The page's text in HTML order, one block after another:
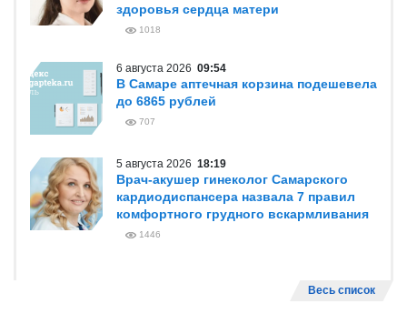
здоровья сердца матери
1018
6 августа 2026 09:54
В Самаре аптечная корзина подешевела
до 6865 рублей
707
5 августа 2026 18:19
Врач-акушер гинеколог Самарского
кардиодиспансера назвала 7 правил
комфортного грудного вскармливания
1446
Весь список